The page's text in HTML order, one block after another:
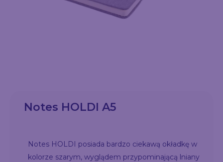
Notes HOLDI A5
Notes HOLDI posiada bardzo ciekawą okładkę w
kolorze szarym, wyglądem przypominającą lniany